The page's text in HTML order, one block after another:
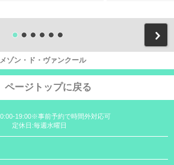
メゾン・ド・ヴァンクール
ページトップに戻る
19:00※事前予約で時間外対応可
定休日:毎週水曜日